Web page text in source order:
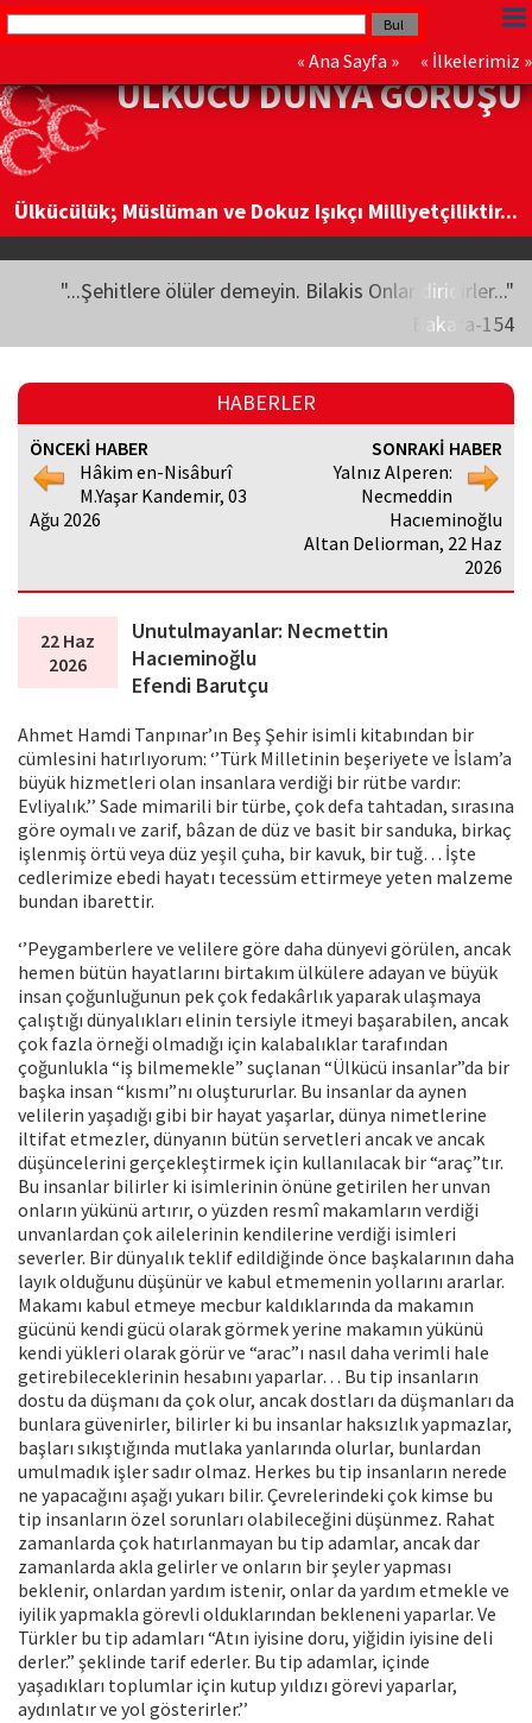
« Ana Sayfa » « İlkelerimiz »
ÜLKÜCÜ DÜNYA GÖRÜŞÜ
Ülkücülük; Müslüman ve Dokuz Işıkçı Milliyetçiliktir...
"...Şehitlere ölüler demeyin. Bilakis Onlar diridirler..."
Bakara-154
HABERLER
ÖNCEKİ HABER
Hâkim en-Nisâburî
M.Yaşar Kandemir, 03
Ağu 2026
SONRAKİ HABER
Yalnız Alperen:
Necmeddin
Hacıeminoğlu
Altan Deliorman, 22 Haz
2026
22 Haz
2026
Unutulmayanlar: Necmettin
Hacıeminoğlu
Efendi Barutçu
Ahmet Hamdi Tanpınar’ın Beş Şehir isimli kitabından bir
cümlesini hatırlıyorum: ‘’Türk Milletinin beşeriyete ve İslam’a
büyük hizmetleri olan insanlara verdiği bir rütbe vardır:
Evliyalık.’’ Sade mimarili bir türbe, çok defa tahtadan, sırasına
göre oymalı ve zarif, bâzan de düz ve basit bir sanduka, birkaç
işlenmiş örtü veya düz yeşil çuha, bir kavuk, bir tuğ… İşte
cedlerimize ebedi hayatı tecessüm ettirmeye yeten malzeme
bundan ibarettir.
‘’Peygamberlere ve velilere göre daha dünyevi görülen, ancak
hemen bütün hayatlarını birtakım ülkülere adayan ve büyük
insan çoğunluğunun pek çok fedakârlık yaparak ulaşmaya
çalıştığı dünyalıkları elinin tersiyle itmeyi başarabilen, ancak
çok fazla örneği olmadığı için kalabalıklar tarafından
çoğunlukla “iş bilmemekle” suçlanan “Ülkücü insanlar”da bir
başka insan “kısmı”nı oluştururlar. Bu insanlar da aynen
velilerin yaşadığı gibi bir hayat yaşarlar, dünya nimetlerine
iltifat etmezler, dünyanın bütün servetleri ancak ve ancak
düşüncelerini gerçekleştirmek için kullanılacak bir “araç”tır.
Bu insanlar bilirler ki isimlerinin önüne getirilen her unvan
onların yükünü artırır, o yüzden resmî makamların verdiği
unvanlardan çok ailelerinin kendilerine verdiği isimleri
severler. Bir dünyalık teklif edildiğinde önce başkalarının daha
layık olduğunu düşünür ve kabul etmemenin yollarını ararlar.
Makamı kabul etmeye mecbur kaldıklarında da makamın
gücünü kendi gücü olarak görmek yerine makamın yükünü
kendi yükleri olarak görür ve “arac”ı nasıl daha verimli hale
getirebileceklerinin hesabını yaparlar… Bu tip insanların
dostu da düşmanı da çok olur, ancak dostları da düşmanları da
bunlara güvenirler, bilirler ki bu insanlar haksızlık yapmazlar,
başları sıkıştığında mutlaka yanlarında olurlar, bunlardan
umulmadık işler sadır olmaz. Herkes bu tip insanların nerede
ne yapacağını aşağı yukarı bilir. Çevrelerindeki çok kimse bu
tip insanların özel sorunları olabileceğini düşünmez. Rahat
zamanlarda çok hatırlanmayan bu tip adamlar, ancak dar
zamanlarda akla gelirler ve onların bir şeyler yapması
beklenir, onlardan yardım istenir, onlar da yardım etmekle ve
iyilik yapmakla görevli olduklarından bekleneni yaparlar. Ve
Türkler bu tip adamları “Atın iyisine doru, yiğidin iyisine deli
derler.” şeklinde tarif ederler. Bu tip adamlar, içinde
yaşadıkları toplumlar için kutup yıldızı görevi yaparlar,
aydınlatır ve yol gösterirler.’’